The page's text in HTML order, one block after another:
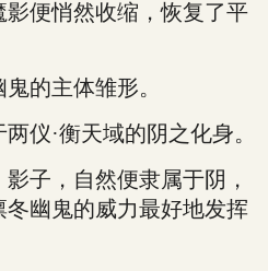
便悄然收缩，恢复了平
主体雏形。
·衡天域的阴之化身。
，自然便隶属于阴，
冬幽鬼的威力最好地发挥